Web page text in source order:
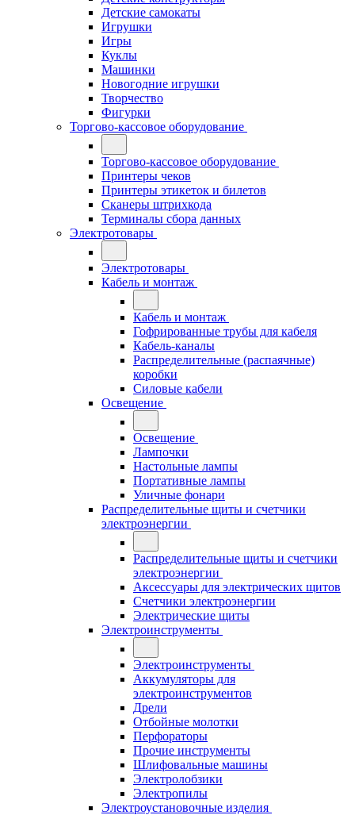
Детские самокаты
Игрушки
Игры
Куклы
Машинки
Новогодние игрушки
Творчество
Фигурки
Торгово-кассовое оборудование
Торгово-кассовое оборудование
Принтеры чеков
Принтеры этикеток и билетов
Сканеры штрихкода
Терминалы сбора данных
Электротовары
Электротовары
Кабель и монтаж
Кабель и монтаж
Гофрированные трубы для кабеля
Кабель-каналы
Распределительные (распаячные)
коробки
Силовые кабели
Освещение
Освещение
Лампочки
Настольные лампы
Портативные лампы
Уличные фонари
Распределительные щиты и счетчики
электроэнергии
Распределительные щиты и счетчики
электроэнергии
Аксессуары для электрических щитов
Счетчики электроэнергии
Электрические щиты
Электроинструменты
Электроинструменты
Аккумуляторы для
электроинструментов
Дрели
Отбойные молотки
Перфораторы
Прочие инструменты
Шлифовальные машины
Электролобзики
Электропилы
Электроустановочные изделия